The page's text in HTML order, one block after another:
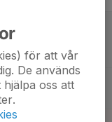
för att vår
De används
oss att